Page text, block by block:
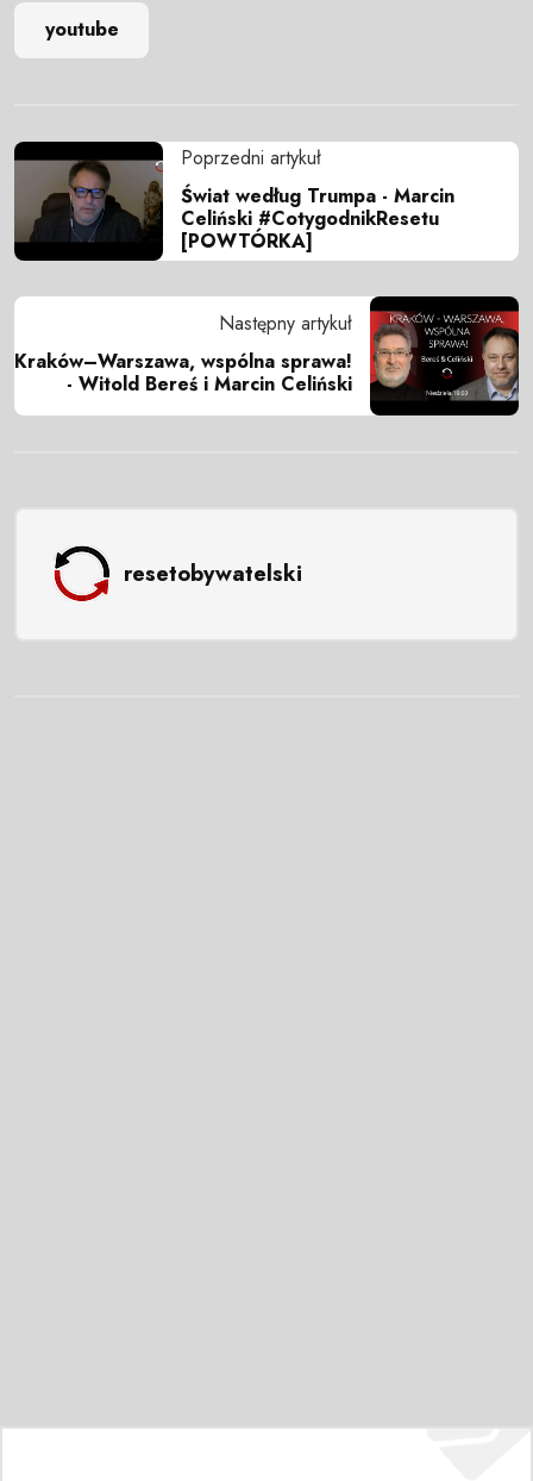
youtube
Poprzedni artykuł
Świat według Trumpa - Marcin
Celiński #CotygodnikResetu
[POWTÓRKA]
Następny artykuł
Kraków–Warszawa, wspólna sprawa!
- Witold Bereś i Marcin Celiński
resetobywatelski